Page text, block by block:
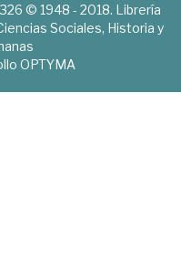
© 1948 - 2018. Librería
Sociales, Historia y
OPTYMA